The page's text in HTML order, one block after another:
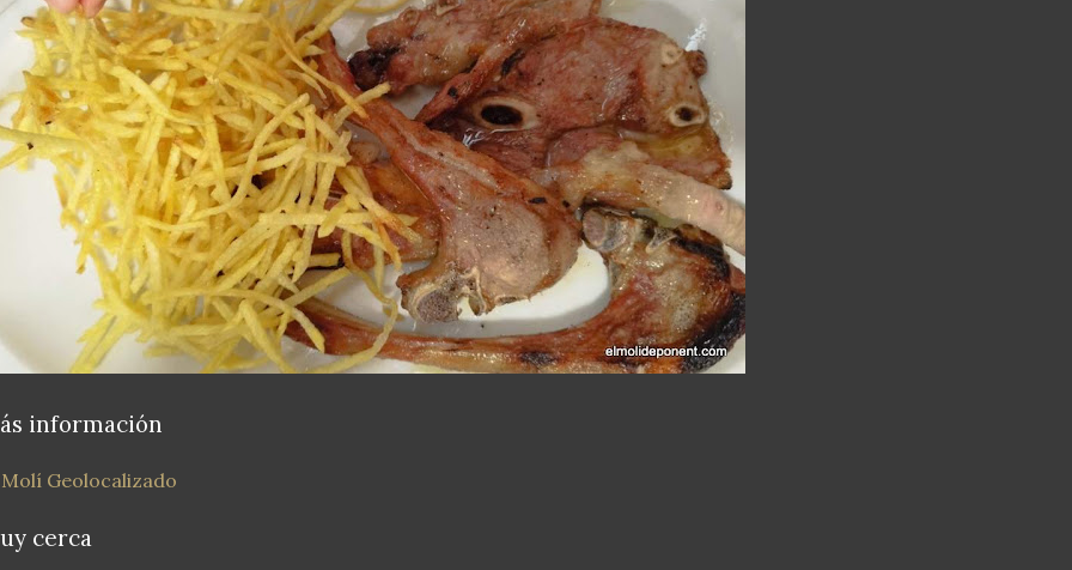
información
Geolocalizado
cerca